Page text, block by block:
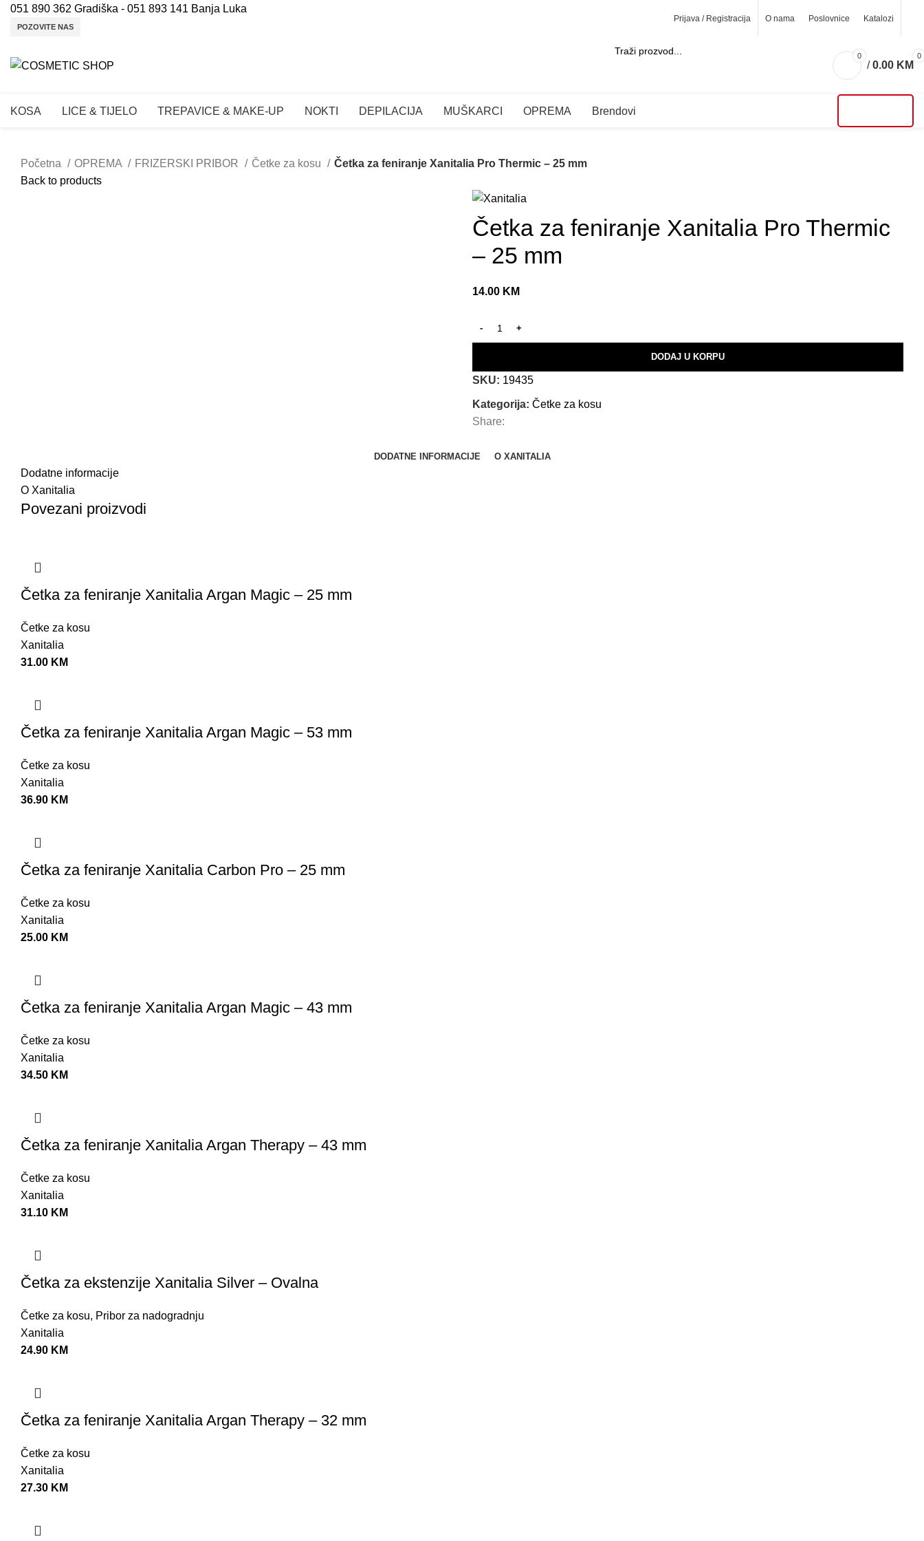
051 890 362 Gradiška - 051 893 141 Banja Luka
POZOVITE NAS
Prijava / Registracija O nama Poslovnice Katalozi
0 0
/ 0.00 KM
KOSA LICE & TIJELO TREPAVICE & MAKE-UP NOKTI DEPILACIJA MUŠKARCI OPREMA Brendovi
Početna OPREMA FRIZERSKI PRIBOR Četke za kosu
Četka za feniranje Xanitalia Pro Thermic – 25 mm
Back to products
Četka za feniranje Xanitalia Pro Thermic
– 25 mm
14.00 KM
DODAJ U KORPU
SKU: 19435
Kategorija: Četke za kosu
Share:
DODATNE INFORMACIJE O XANITALIA
Dodatne informacije
O Xanitalia
Povezani proizvodi
Četka za feniranje Xanitalia Argan Magic – 25 mm
Četke za kosu
Xanitalia
31.00 KM
Četka za feniranje Xanitalia Argan Magic – 53 mm
Četke za kosu
Xanitalia
36.90 KM
Četka za feniranje Xanitalia Carbon Pro – 25 mm
Četke za kosu
Xanitalia
25.00 KM
Četka za feniranje Xanitalia Argan Magic – 43 mm
Četke za kosu
Xanitalia
34.50 KM
Četka za feniranje Xanitalia Argan Therapy – 43 mm
Četke za kosu
Xanitalia
31.10 KM
Četka za ekstenzije Xanitalia Silver – Ovalna
Četke za kosu, Pribor za nadogradnju
Xanitalia
24.90 KM
Četka za feniranje Xanitalia Argan Therapy – 32 mm
Četke za kosu
Xanitalia
27.30 KM